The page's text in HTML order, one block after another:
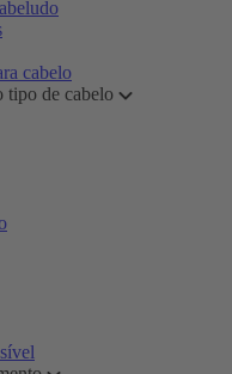
cabelo
tipo de cabelo